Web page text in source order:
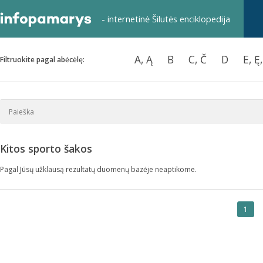
- internetinė Šilutės enciklopedija
Filtruokite pagal abėcėlę: A, Ą B C, Č D E,
Kitos sporto šakos
Pagal Jūsų užklausą rezultatų duomenų bazėje neaptikome.
1